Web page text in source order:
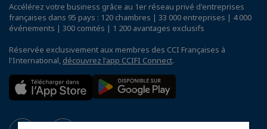
Accélérez votre business grâce au 1er réseau privé d'entreprises
françaises dans 95 pays : 120 chambres | 33 000 entreprises | 4 000
événements | 300 comités | 1 200 avantages exclusifs
Réservée exclusivement aux membres des CCI Françaises à
l'International, découvrez l'app CCIFI Connect.